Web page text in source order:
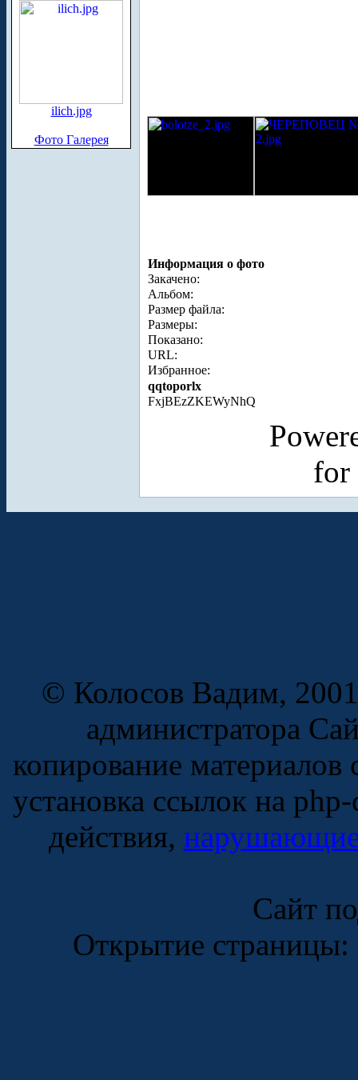
ilich.jpg
Фото Галерея
Информация о фото
Закачено:
Альбом:
Размер файла:
Размеры:
Показано:
URL:
Избранное:
qqtoporlx
FxjBEzZKEWyNhQ
for
© Колосов Вадим,
администратора
копирование
установка ссылок на
действия, нарушающие
Сайт
Открытие